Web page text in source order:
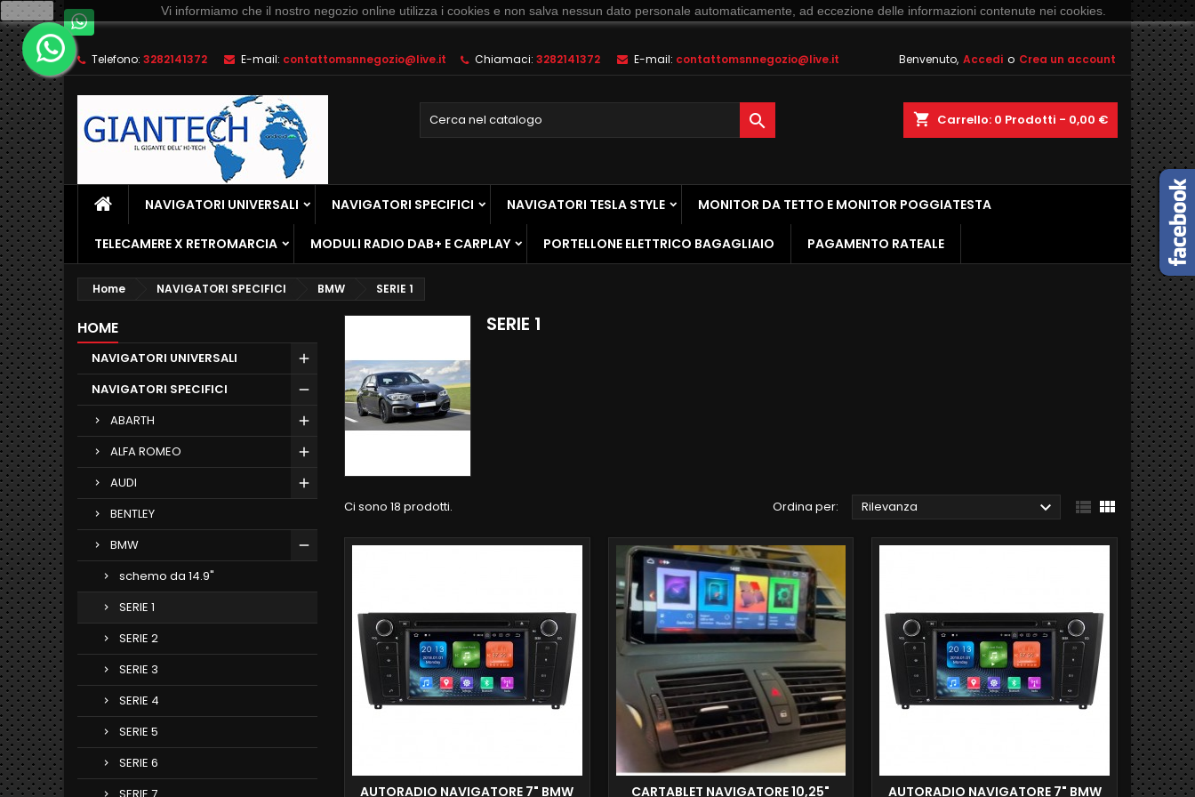
Telefono: 3282141372 E-mail: contattomsnnegozio@live.it Chiamaci: 3282141372 E-mail: contattomsnnegozio@live.it Benvenuto, Accedi o Crea un account
shopping_cart Carrello: 0 Prodotti - 0,00 €

NAVIGATORI UNIVERSALI NAVIGATORI SPECIFICI NAVIGATORI TESLA STYLE MONITOR DA TETTO E MONITOR POGGIATESTA
TELECAMERE X RETROMARCIA MODULI RADIO DAB+ E CARPLAY PORTELLONE ELETTRICO BAGAGLIAIO PAGAMENTO RATEALE
Home NAVIGATORI SPECIFICI BMW SERIE 1
HOME
NAVIGATORI UNIVERSALI
NAVIGATORI SPECIFICI
ABARTH
ALFA ROMEO
AUDI
BENTLEY
BMW
schemo da 14.9"
SERIE 1
SERIE 2
SERIE 3
SERIE 4
SERIE 5
SERIE 6
SERIE 1
Ci sono 18 prodotti. Ordina per: Rilevanza   
AUTORADIO NAVIGATORE 7" BMW
CARTABLET NAVIGATORE 10,25"
AUTORADIO NAVIGATORE 7" BMW
Ok Vi informiamo che il nostro negozio online utilizza i cookies e non salva nessun dato personale automaticamente, ad eccezione delle informazioni contenute nei cookies.